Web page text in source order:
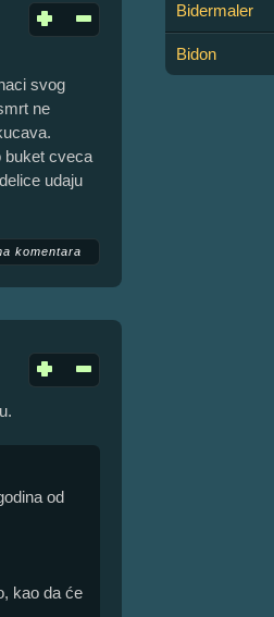
svog
ne
buket cveca
udaju
komentara
od
kao da će
Bidermaler
Bidon